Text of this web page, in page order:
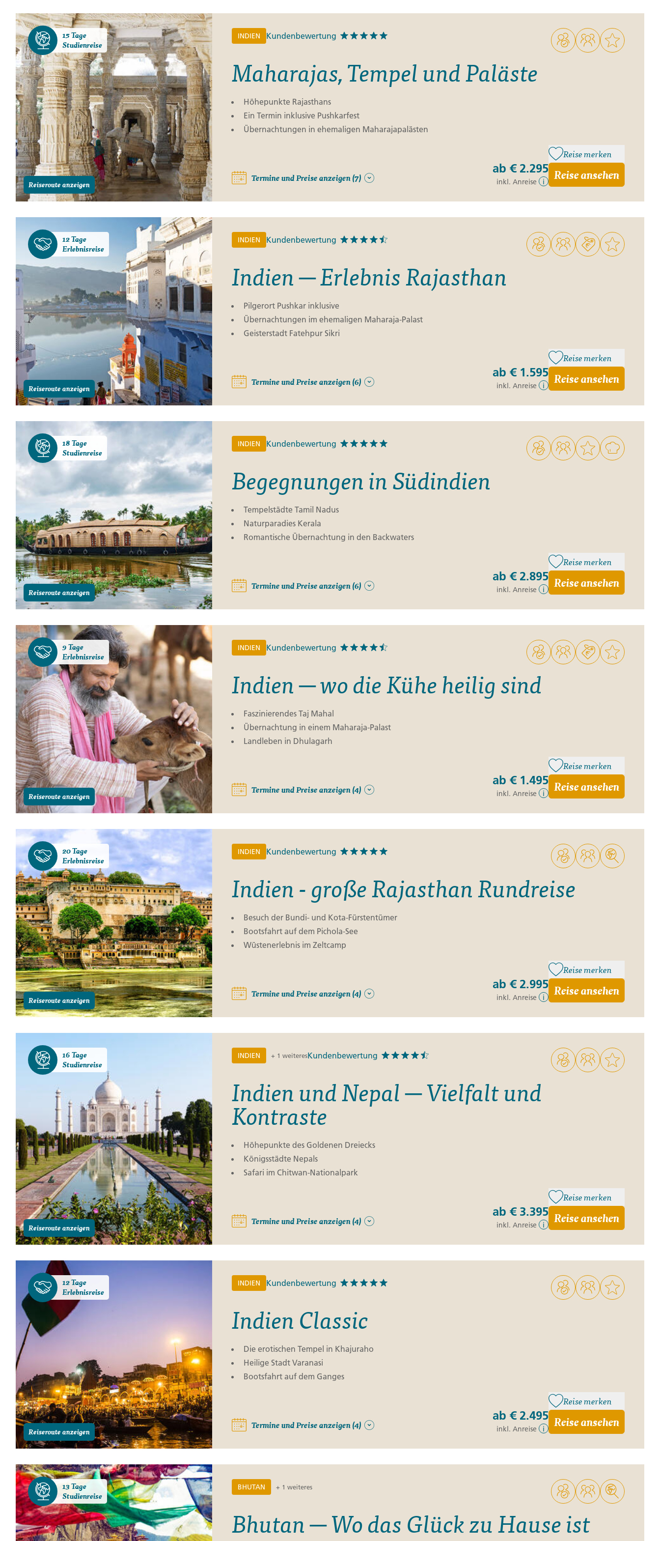
Finnland
Montenegro
Zypern
+49 (0) 431 5446-0 Reisefinder öffnen
Messen und Veranstaltungen
Notfallteam und
Krisenmanagement
→ Beratung +49 (0) 431 5446-0
15 Tage
Studienreise
Reiseroute anzeigen
INDIEN Kundenbewertung
Maharajas, Tempel und Paläste
Höhepunkte Rajasthans
Ein Termin inklusive Pushkarfest
Übernachtungen in ehemaligen Maharajapalästen
Termine und Preise anzeigen (7)
ab € 2.295
inkl. Anreise i
Reise merken
Reise ansehen
12 Tage
Erlebnisreise
Reiseroute anzeigen
INDIEN Kundenbewertung
Indien ─ Erlebnis Rajasthan
Pilgerort Pushkar inklusive
Übernachtungen im ehemaligen Maharaja-Palast
Geisterstadt Fatehpur Sikri
Termine und Preise anzeigen (6)
ab € 1.595
inkl. Anreise i
Reise merken
Reise ansehen
18 Tage
Studienreise
Reiseroute anzeigen
INDIEN Kundenbewertung
Begegnungen in Südindien
Tempelstädte Tamil Nadus
Naturparadies Kerala
Romantische Übernachtung in den Backwaters
Termine und Preise anzeigen (6)
ab € 2.895
inkl. Anreise i
Reise merken
Reise ansehen
9 Tage
Erlebnisreise
Reiseroute anzeigen
INDIEN Kundenbewertung
Indien ─ wo die Kühe heilig sind
Faszinierendes Taj Mahal
Übernachtung in einem Maharaja-Palast
Landleben in Dhulagarh
Termine und Preise anzeigen (4)
ab € 1.495
inkl. Anreise i
Reise merken
Reise ansehen
20 Tage
Erlebnisreise
Reiseroute anzeigen
INDIEN Kundenbewertung
Indien - große Rajasthan Rundreise
Besuch der Bundi- und Kota-Fürstentümer
Bootsfahrt auf dem Pichola-See
Wüstenerlebnis im Zeltcamp
Termine und Preise anzeigen (4)
ab € 2.995
inkl. Anreise i
Reise merken
Reise ansehen
16 Tage
Studienreise
Reiseroute anzeigen
INDIEN + 1 weiteresKundenbewertung
Indien und Nepal ─ Vielfalt und
Kontraste
Höhepunkte des Goldenen Dreiecks
Königsstädte Nepals
Safari im Chitwan-Nationalpark
Termine und Preise anzeigen (4)
ab € 3.395
inkl. Anreise i
Reise merken
Reise ansehen
12 Tage
Erlebnisreise
Reiseroute anzeigen
INDIEN Kundenbewertung
Indien Classic
Die erotischen Tempel in Khajuraho
Heilige Stadt Varanasi
Bootsfahrt auf dem Ganges
Termine und Preise anzeigen (4)
ab € 2.495
inkl. Anreise i
Reise merken
Reise ansehen
13 Tage
Studienreise
BHUTAN + 1 weiteres
Bhutan ─ Wo das Glück zu Hause ist